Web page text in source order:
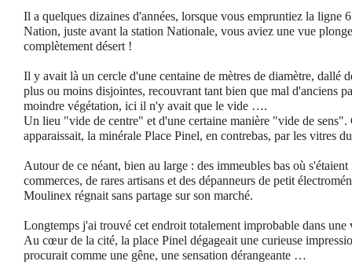
Il a quelques dizaines d'années, lorsque vous empruntiez la ligne
Nation, juste avant la station Nationale, vous aviez une vue
complètement désert !
Il y avait là un cercle d'une centaine de mètres de diamètre, dallé
plus ou moins disjointes, recouvrant tant bien que mal d'anciens
moindre végétation, ici il n'y avait que le vide ….
Un lieu "vide de centre" et d'une certaine manière "vide de sens".
apparaissait, la minérale Place Pinel, en contrebas, par les vitres
Autour de ce néant, bien au large : des immeubles bas où
commerces, de rares artisans et des dépanneurs de petit
Moulinex régnait sans partage sur son marché.
Longtemps j'ai trouvé cet endroit totalement improbable dans une
Au cœur de la cité, la place Pinel dégageait une curieuse
procurait comme une gêne, une sensation dérangeante …